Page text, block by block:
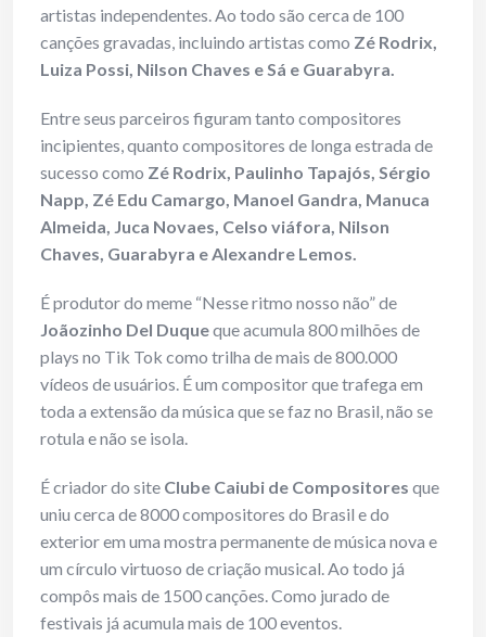
artistas independentes. Ao todo são cerca de 100
canções gravadas, incluindo artistas como Zé Rodrix,
Luiza Possi, Nilson Chaves e Sá e Guarabyra.
Entre seus parceiros figuram tanto compositores
incipientes, quanto compositores de longa estrada de
sucesso como Zé Rodrix, Paulinho Tapajós, Sérgio
Napp, Zé Edu Camargo, Manoel Gandra, Manuca
Almeida, Juca Novaes, Celso viáfora, Nilson
Chaves, Guarabyra e Alexandre Lemos.
É produtor do meme “Nesse ritmo nosso não” de
Joãozinho Del Duqueque acumula 800 milhões de
plays no Tik Tok como trilha de mais de 800.000
vídeos de usuários. É um compositor que trafega em
toda a extensão da música que se faz no Brasil, não se
rotula e não se isola.
É criador do site Clube Caiubi de Compositores que
uniu cerca de 8000 compositores do Brasil e do
exterior em uma mostra permanente de música nova e
um círculo virtuoso de criação musical. Ao todo já
compôs mais de 1500 canções. Como jurado de
festivais já acumula mais de 100 eventos.